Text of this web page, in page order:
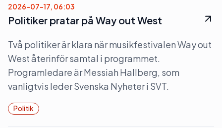
2026-07-17, 06:03
Politiker pratar på Way out West
Två politiker är klara när musikfestivalen Way out
West återinför samtal i programmet.
Programledare är Messiah Hallberg, som
vanligtvis leder Svenska Nyheter i SVT.
Politik